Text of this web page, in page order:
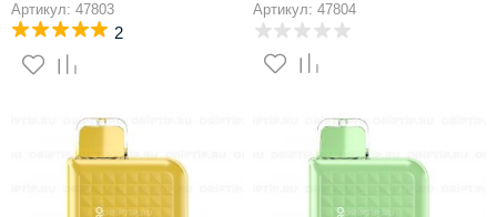
Артикул: 47803
2
Артикул: 47804